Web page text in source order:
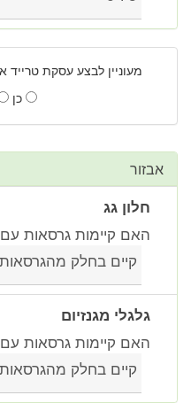
מעוניין לבצע עסקת
כן
אבזור
חלון גג
האם קיימות גרסאות עם
קיים בחלק מהגרסאות
גלגלי מגנזיום
האם קיימות גרסאות עם
קיים בחלק מהגרסאות